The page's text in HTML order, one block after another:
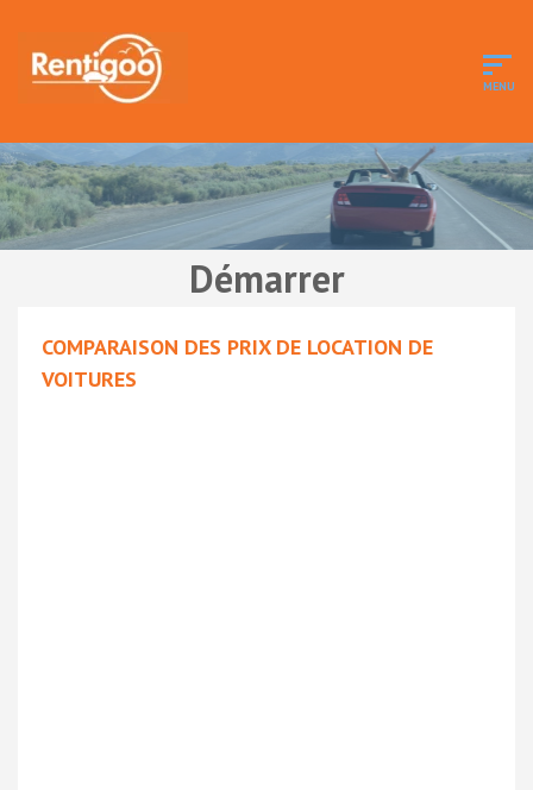
Démarrer
COMPARAISON DES PRIX DE LOCATION DE
VOITURES